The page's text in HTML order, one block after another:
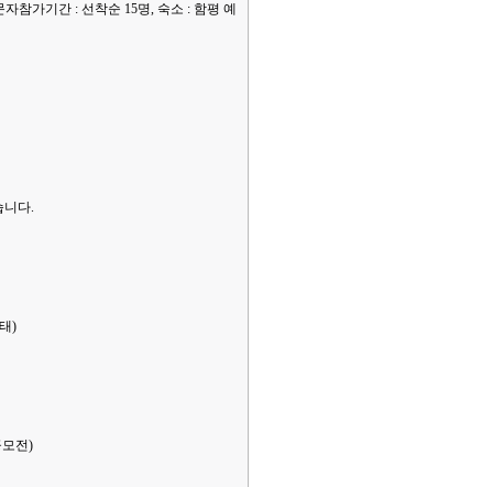
참가기간 : 선착순 15명, 숙소 : 함평 예
니다.
)
전)